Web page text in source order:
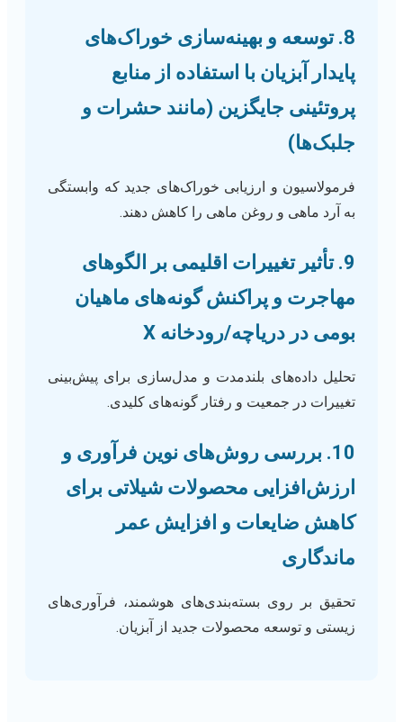
8. توسعه و بهینه‌سازی خوراک‌های
پایدار آبزیان با استفاده از منابع
پروتئینی جایگزین (مانند حشرات و
جلبک‌ها)
فرمولاسیون و ارزیابی خوراک‌های جدید که وابستگی
به آرد ماهی و روغن ماهی را کاهش دهند.
9. تأثیر تغییرات اقلیمی بر الگوهای
مهاجرت و پراکنش گونه‌های ماهیان
بومی در دریاچه/رودخانه X
تحلیل داده‌های بلندمدت و مدل‌سازی برای پیش‌بینی
تغییرات در جمعیت و رفتار گونه‌های کلیدی.
10. بررسی روش‌های نوین فرآوری و
ارزش‌افزایی محصولات شیلاتی برای
کاهش ضایعات و افزایش عمر
ماندگاری
تحقیق بر روی بسته‌بندی‌های هوشمند، فرآوری‌های
زیستی و توسعه محصولات جدید از آبزیان.